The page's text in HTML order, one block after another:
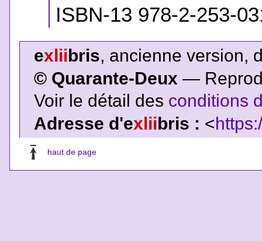
ISBN-13 978-2-253-
exliibris, ancienne version,
© Quarante-Deux —
Voir le détail des conditions
Adresse d'exlii bris : <
haut de page